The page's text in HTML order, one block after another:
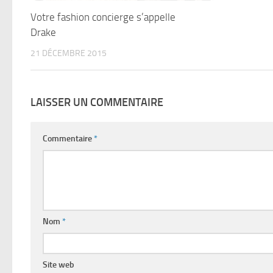
Votre fashion concierge s’appelle
Drake
21 DÉCEMBRE 2015
LAISSER UN COMMENTAIRE
Commentaire*
Nom *
Site web